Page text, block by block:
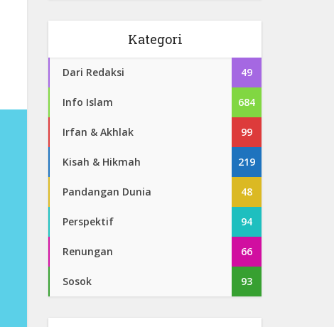
Kategori
Dari Redaksi 49
Info Islam 684
Irfan & Akhlak 99
Kisah & Hikmah 219
Pandangan Dunia 48
Perspektif 94
Renungan 66
Sosok 93